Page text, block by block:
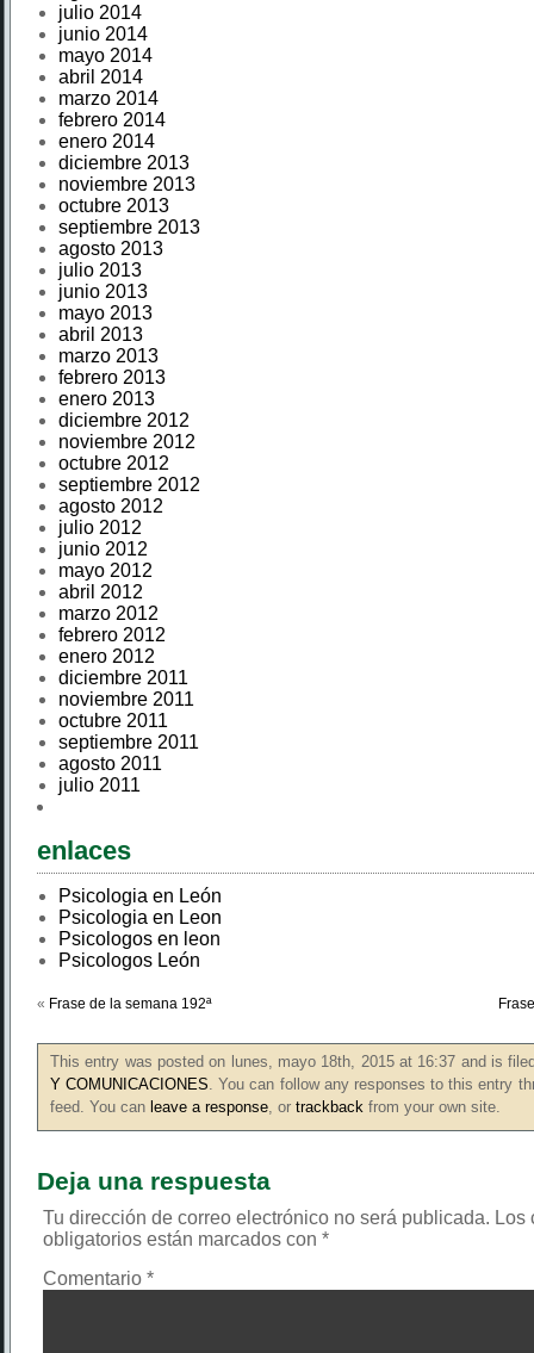
julio 2014
junio 2014
mayo 2014
abril 2014
marzo 2014
febrero 2014
enero 2014
diciembre 2013
noviembre 2013
octubre 2013
septiembre 2013
agosto 2013
julio 2013
junio 2013
mayo 2013
abril 2013
marzo 2013
febrero 2013
enero 2013
diciembre 2012
noviembre 2012
octubre 2012
septiembre 2012
agosto 2012
julio 2012
junio 2012
mayo 2012
abril 2012
marzo 2012
febrero 2012
enero 2012
diciembre 2011
noviembre 2011
octubre 2011
septiembre 2011
agosto 2011
julio 2011
enlaces
Psicologia en León
Psicologia en Leon
Psicologos en leon
Psicologos León
« Frase de la semana 192ª
This entry was posted on lunes, mayo 18th, 2015 at 16:37 and is
Y COMUNICACIONES. You can follow any responses to this entry
feed. You can leave a response, or trackback from your own site.
Deja una respuesta
Tu dirección de correo electrónico no será publicada. Los
obligatorios están marcados con *
Comentario *